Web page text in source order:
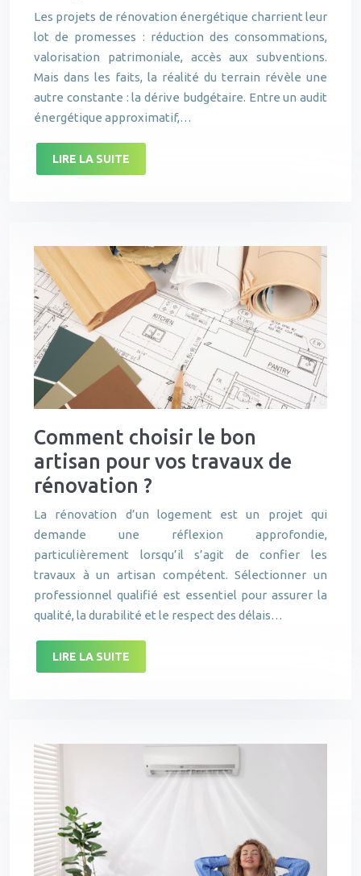
Les projets de rénovation énergétique charrient leur
lot de promesses : réduction des consommations,
valorisation patrimoniale, accès aux subventions.
Mais dans les faits, la réalité du terrain révèle une
autre constante : la dérive budgétaire. Entre un audit
énergétique approximatif,…
LIRE LA SUITE
Comment choisir le bon
artisan pour vos travaux de
rénovation ?
La rénovation d’un logement est un projet qui
demande une réflexion approfondie,
particulièrement lorsqu’il s’agit de confier les
travaux à un artisan compétent. Sélectionner un
professionnel qualifié est essentiel pour assurer la
qualité, la durabilité et le respect des délais…
LIRE LA SUITE